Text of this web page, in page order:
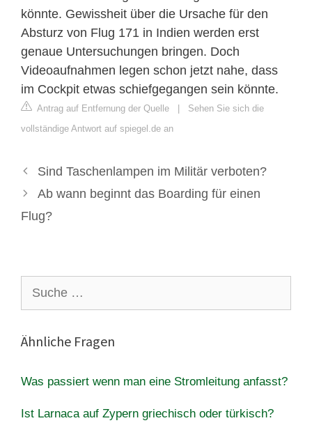
könnte. Gewissheit über die Ursache für den
Absturz von Flug 171 in Indien werden erst
genaue Untersuchungen bringen. Doch
Videoaufnahmen legen schon jetzt nahe, dass
im Cockpit etwas schiefgegangen sein könnte.
Antrag auf Entfernung der Quelle | Sehen Sie sich die
vollständige Antwort auf spiegel.de an
Sind Taschenlampen im Militär verboten?
Ab wann beginnt das Boarding für einen
Flug?
nach:
Ähnliche Fragen
Was passiert wenn man eine Stromleitung anfasst?
Ist Larnaca auf Zypern griechisch oder türkisch?